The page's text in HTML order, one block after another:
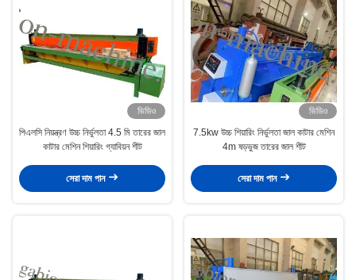
ভিডিও
পিএলসি নিয়ন্ত্রণ উচ্চ নির্ভুলতা 4.5 মি তারের জাল
কাটার মেশিন শিয়ারিং গ্যাবিয়ন শীট
সেরা দাম পান
ভিডিও
7.5kw উচ্চ শিয়ারিং নির্ভুলতা জাল কাটার মেশিন
4m ষড়ভুজ তারের জাল শীট
সেরা দাম পান